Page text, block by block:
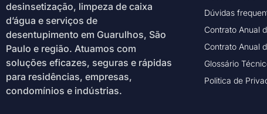
desinsetização, limpeza de caixa
d’água e serviços de
desentupimento em Guarulhos, São
Paulo e região. Atuamos com
soluções eficazes, seguras e rápidas
para residências, empresas,
condomínios e indústrias.
Dúvidas
Contrato Anual
Contrato Anual
Glossário
Politica de